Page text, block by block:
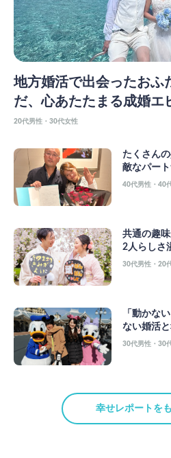
地方婚活で出会ったお
だ、心あたたまる成婚エ
20代男性・30代女性
たくさん
敵なパー
40代男性・40
共通の趣
2人らしさ
30代男性・20
「動かな
ない婚活
30代男性・30
幸せレポートを